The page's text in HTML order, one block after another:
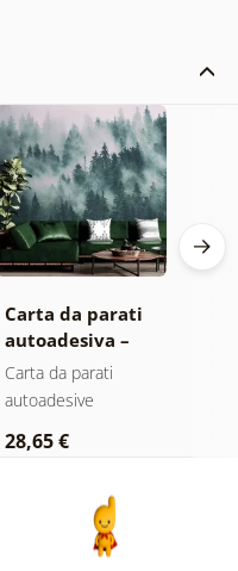
Carta da parati
autoadesiva –
Foresta nella
nebbia
Carta da parati
autoadesive
28,65 €